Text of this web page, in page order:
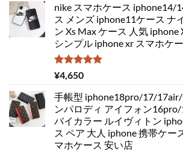
nike スマホケース iphone14/
ス メンズ iphone11ケース ナ
ン Xs Max ケース 人気 iphone
シンプル iphone xr スマホケ
5段階中
5.00
¥4,650
手帳型 iphone18pro/17/17air/
ンパロディ アイフォン
バイカラー ルイヴィトン
ス ペア 大人 iphone 携帯ケー
マホケース 安い店